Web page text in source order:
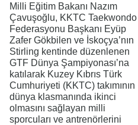
Milli Eğitim Bakanı Nazım
Çavuşoğlu, KKTC Taekwondo
Federasyonu Başkanı Eyüp
Zafer Gökbilen ve İskoçya’nın
Stirling kentinde düzenlenen
GTF Dünya Şampiyonası’na
katılarak Kuzey Kıbrıs Türk
Cumhuriyeti (KKTC) takımının
dünya klasmanında ikinci
olmasını sağlayan milli
sporcuları ve antrenörlerini